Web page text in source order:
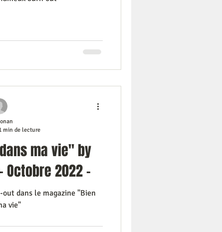
ma vie" by
Octobre 2022 -
dans le magazine "Bien
vie"
min de lecture